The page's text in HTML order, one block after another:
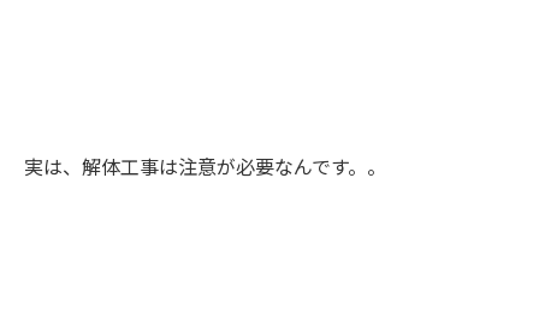
実は、解体工事は注意が必要なんです。。